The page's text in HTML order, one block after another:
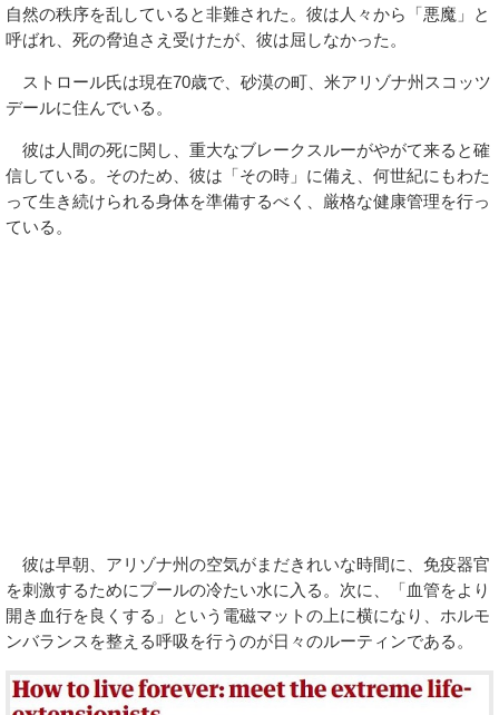
自然の秩序を乱していると非難された。彼は人々から「悪魔」と
呼ばれ、死の脅迫さえ受けたが、彼は屈しなかった。
ストロール氏は現在70歳で、砂漠の町、米アリゾナ州スコッツ
デールに住んでいる。
彼は人間の死に関し、重大なブレークスルーがやがて来ると確
信している。そのため、彼は「その時」に備え、何世紀にもわた
って生き続けられる身体を準備するべく、厳格な健康管理を行っ
ている。
彼は早朝、アリゾナ州の空気がまだきれいな時間に、免疫器官
を刺激するためにプールの冷たい水に入る。次に、「血管をより
開き血行を良くする」という電磁マットの上に横になり、ホルモ
ンバランスを整える呼吸を行うのが日々のルーティンである。